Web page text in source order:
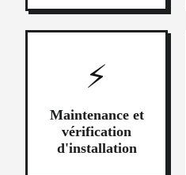
⚡
Maintenance et
vérification
d'installation